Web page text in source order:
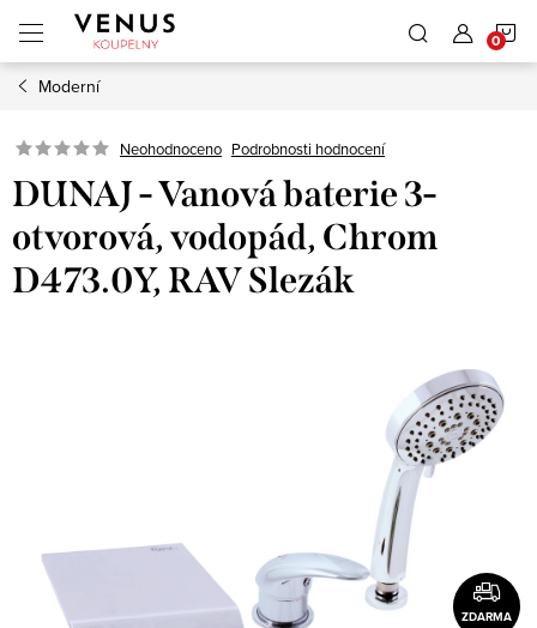
obsah
Moderní
Neohodnoceno Podrobnosti hodnocení
DUNAJ - Vanová baterie 3-
otvorová, vodopád, Chrom
D473.0Y, RAV Slezák
ZDARMA